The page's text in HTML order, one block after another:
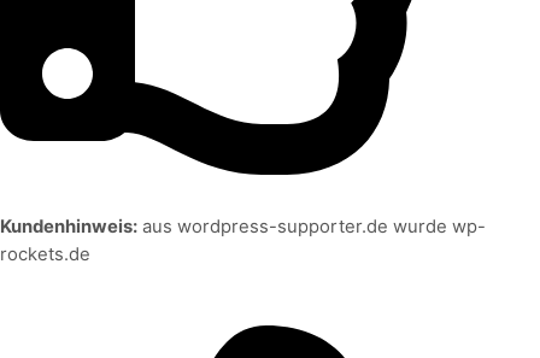
Kundenhinweis: aus wordpress-supporter.de wurde wp-
rockets.de